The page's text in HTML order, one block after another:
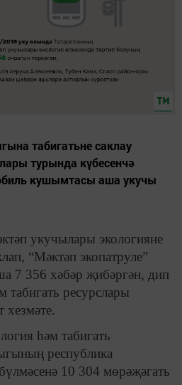
табигатьне саклау
турында күбесенчә
кушымтасы аша укучы
укучылары экологияне
“Мәктәп экопатруле”
7 356 хәбәр җибәргән, дип
табигать ресурслары
хезмәте.
һәм табигать
республика
10 304 мөрәҗәгать